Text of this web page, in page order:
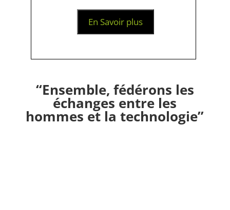
En Savoir plus
“Ensemble, fédérons les
échanges entre les
hommes et la technologie”